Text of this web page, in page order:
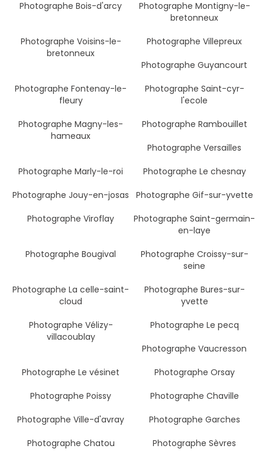
Photographe Bois-d'arcy
Photographe Montigny-le-
bretonneux
Photographe Voisins-le-
bretonneux
Photographe Villepreux
Photographe Guyancourt
Photographe Fontenay-le-
fleury
Photographe Saint-cyr-
l'ecole
Photographe Magny-les-
hameaux
Photographe Rambouillet
Photographe Versailles
Photographe Marly-le-roi
Photographe Le chesnay
Photographe Jouy-en-josas
Photographe Gif-sur-yvette
Photographe Viroflay
Photographe Saint-germain-
en-laye
Photographe Bougival
Photographe Croissy-sur-
seine
Photographe La celle-saint-
cloud
Photographe Bures-sur-
yvette
Photographe Vélizy-
villacoublay
Photographe Le pecq
Photographe Vaucresson
Photographe Le vésinet
Photographe Orsay
Photographe Poissy
Photographe Chaville
Photographe Ville-d'avray
Photographe Garches
Photographe Chatou
Photographe Sèvres